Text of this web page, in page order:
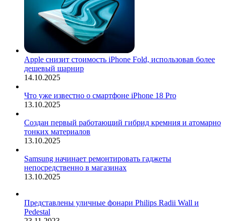
Apple снизит стоимость iPhone Fold, использовав более
дешевый шарнир
14.10.2025
Что уже известно о смартфоне iPhone 18 Pro
13.10.2025
Создан первый работающий гибрид кремния и атомарно
тонких материалов
13.10.2025
Samsung начинает ремонтировать гаджеты
непосредственно в магазинах
13.10.2025
Представлены уличные фонари Philips Radii Wall и
Pedestal